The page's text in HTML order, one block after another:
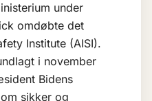
under
omdøbte det
Institute (AISI).
i november
Bidens
sikker og